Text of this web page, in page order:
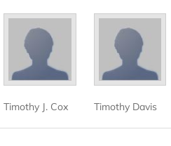
Timothy J. Cox Timothy Davis